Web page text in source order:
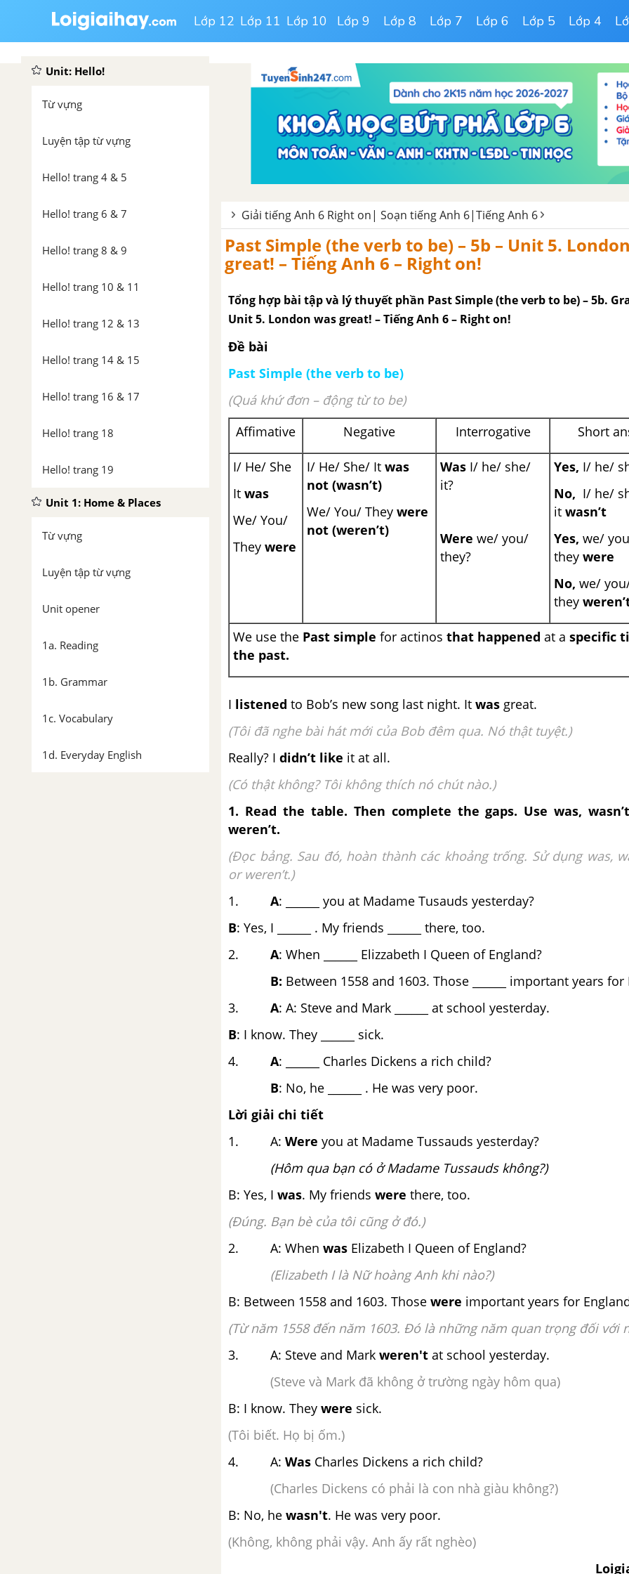
Lớp 12 Lớp 11 Lớp 10 Lớp 9 Lớp 8 Lớp 7 Lớp 6 Lớp 5 Lớp 4
Unit: Hello!
Từ vựng
Luyện tập từ vựng
Hello! trang 4 & 5
Hello! trang 6 & 7
Hello! trang 8 & 9
Hello! trang 10 & 11
Hello! trang 12 & 13
Hello! trang 14 & 15
Hello! trang 16 & 17
Hello! trang 18
Hello! trang 19
Unit 1: Home & Places
Từ vựng
Luyện tập từ vựng
Unit opener
1a. Reading
1b. Grammar
1c. Vocabulary
1d. Everyday English
Giải tiếng Anh 6 Right on| Soạn tiếng Anh 6|Tiếng Anh 6
Past Simple (the verb to be) – 5b – Unit 5.
great! – Tiếng Anh 6 – Right on!
Tổng hợp bài tập và lý thuyết phần Past Simple (the verb to be) – 5b.
Unit 5. London was great! – Tiếng Anh 6 – Right on!
Đề bài
Past Simple (the verb to be)
(Quá khứ đơn – động từ to be)
Affimative
Negative Interrogative Short
I/ He/ She
It was
We/ You/
They were
I/ He/ She/ It was
not (wasn’t)
We/ You/ They were
not (weren’t)
Was I/ he/ she/
it?
Were we/ you/
they?
Yes, I/ he/
No, I/ he/
it wasn’t
Yes, we/
they were
No, we/
they
We use the Past simple for actinos that happened at a specific
the past.
I listened to Bob’s new song last night. It was great.
(Tôi đã nghe bài hát mới của Bob đêm qua. Nó thật tuyệt.)
Really? I didn’t like it at all.
(Có thật không? Tôi không thích nó chút nào.)
1. Read the table. Then complete the gaps. Use was,
weren’t.
(Đọc bảng. Sau đó, hoàn thành các khoảng trống. Sử dụng was,
or weren’t.)
1. A: ______ you at Madame Tusauds yesterday?
B: Yes, I ______ . My friends ______ there, too.
2. A: When ______ Elizzabeth I Queen of England?
B: Between 1558 and 1603. Those ______ important years for
3. A: A: Steve and Mark ______ at school yesterday.
B: I know. They ______ sick.
4. A: ______ Charles Dickens a rich child?
B: No, he ______ . He was very poor.
Lời giải chi tiết
1. A: Were you at Madame Tussauds yesterday?
(Hôm qua bạn có ở Madame Tussauds không?)
B: Yes, I was. My friends were there, too.
(Đúng. Bạn bè của tôi cũng ở đó.)
2. A: When was Elizabeth I Queen of England?
(Elizabeth I là Nữ hoàng Anh khi nào?)
B: Between 1558 and 1603. Those were important years for
(Từ năm 1558 đến năm 1603. Đó là những năm quan trọng đối với
3. A: Steve and Mark weren't at school yesterday.
(Steve và Mark đã không ở trường ngày hôm qua)
B: I know. They were sick.
(Tôi biết. Họ bị ốm.)
4. A: Was Charles Dickens a rich child?
(Charles Dickens có phải là con nhà giàu không?)
B: No, he wasn't. He was very poor.
(Không, không phải vậy. Anh ấy rất nghèo)